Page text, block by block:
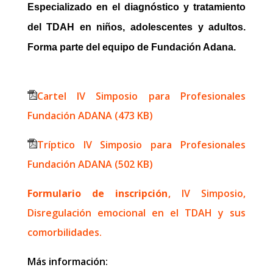
Especializado en el diagnóstico y tratamiento
del TDAH en niños, adolescentes y adultos.
Forma parte del equipo de Fundación Adana.
Cartel IV Simposio para Profesionales
Fundación ADANA (473 KB)
Tríptico IV Simposio para Profesionales
Fundación ADANA (502 KB)
Formulario de inscripción, IV Simposio,
Disregulación emocional en el TDAH y sus
comorbilidades.
Más información: